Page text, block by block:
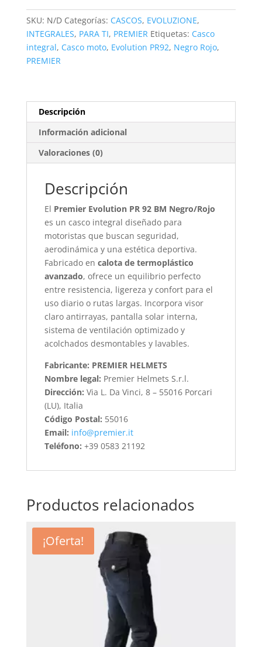
SKU: N/D Categorías: CASCOS, EVOLUZIONE,
INTEGRALES, PARA TI, PREMIER Etiquetas: Casco
integral, Casco moto, Evolution PR92, Negro Rojo,
PREMIER
Descripción
Información adicional
Valoraciones (0)
Descripción
El Premier Evolution PR 92 BM Negro/Rojo
es un casco integral diseñado para
motoristas que buscan seguridad,
aerodinámica y una estética deportiva.
Fabricado en calota de termoplástico
avanzado, ofrece un equilibrio perfecto
entre resistencia, ligereza y confort para el
uso diario o rutas largas. Incorpora visor
claro antirrayas, pantalla solar interna,
sistema de ventilación optimizado y
acolchados desmontables y lavables.
Fabricante: PREMIER HELMETS
Nombre legal: Premier Helmets S.r.l.
Dirección: Via L. Da Vinci, 8 – 55016 Porcari
(LU), Italia
Código Postal: 55016
Email: info@premier.it
Teléfono: +39 0583 21192
Productos relacionados
¡Oferta!